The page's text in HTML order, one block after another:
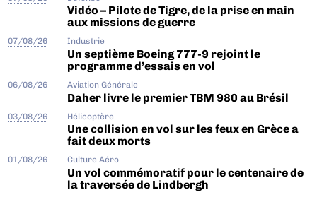
Vidéo – Pilote de Tigre, de la prise en main
aux missions de guerre
07/08/26 Industrie
Un septième Boeing 777-9 rejoint le
programme d’essais en vol
06/08/26 Aviation Générale
Daher livre le premier TBM 980 au Brésil
03/08/26 Hélicoptère
Une collision en vol sur les feux en Grèce a
fait deux morts
01/08/26 Culture Aéro
Un vol commémoratif pour le centenaire de
la traversée de Lindbergh